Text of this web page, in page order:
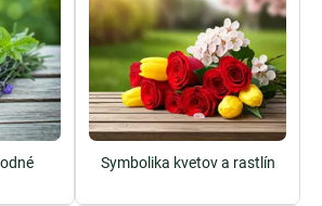
Symbolika kvetov a rastlín